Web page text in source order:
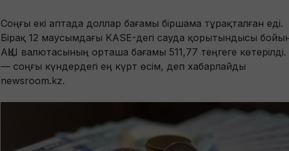
Соңғы екі аптада доллар бағамы біршама тұрақталған еді.
Бірақ 12 маусымдағы KASE-дегі сауда қорытындысы
АҚШ валютасының орташа бағамы 511,77 теңгеге көтерілді.
— соңғы күндердегі ең күрт өсім, деп хабарлайды
newsroom.kz.